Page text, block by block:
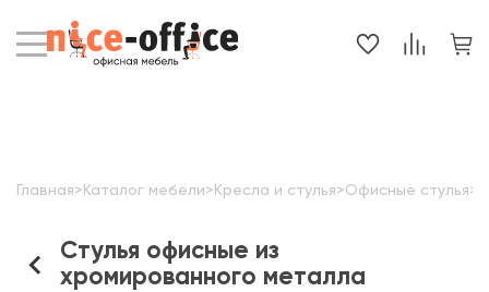
Стулья офисные из
хромированного металла
Главная> Каталог мебели> Кресла и стулья>Офисные стулья>